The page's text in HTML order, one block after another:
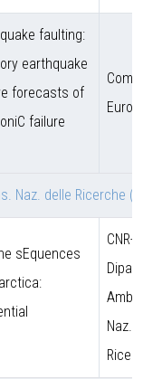
faulting:
earthquake
forecasts of
failure
Naz. delle Ricerche (
sEquences
CNR-
Amb.
Naz.